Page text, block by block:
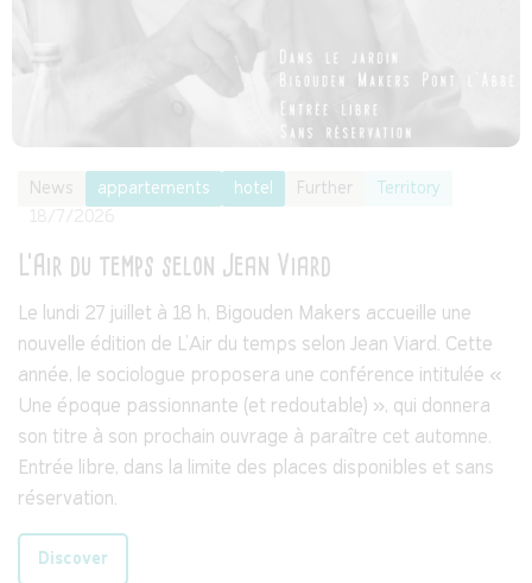
News appartements hotel Further
Territory
L'Air du temps selon Jean Viard
Le lundi 27 juillet à 18 h, Bigouden Makers accueille une
nouvelle édition de L'Air du temps selon Jean Viard. Cette
année, le sociologue proposera une conférence intitulée «
Une époque passionnante (et redoutable) », qui donnera
son titre à son prochain ouvrage à paraître cet automne.
Entrée libre, dans la limite des places disponibles et sans
réservation.
Discover